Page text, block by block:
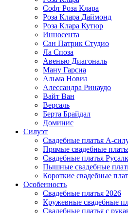
Софт Роза Клара
Роза Клара Даймонд
Роза Клара Кутюр
Инносента
Сан Патрик Студио
Ла Споза
Авенью Диагональ
Ману Гарсиа
Альма Новиа
Алессандра Ринаудо
Вайт Ван
Версаль
Берта Брайдал
Доминис
Силуэт
Свадебные платья А-
Прямые свадебные
Свадебные платья
Пышные свадебные
Короткие свадебные
Особенность
Свадебные платья 2026
Кружевные свадебные
Свадебные платья с